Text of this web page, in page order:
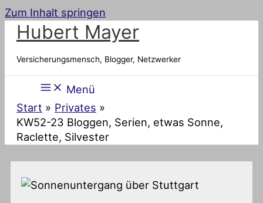
Zum Inhalt springen
Hubert Mayer
Versicherungsmensch, Blogger, Netzwerker
Menü
Start
Privates
KW52-23 Bloggen, Serien, etwas Sonne,
Raclette, Silvester